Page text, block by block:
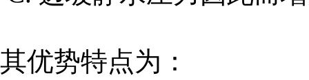
其优势特点为：